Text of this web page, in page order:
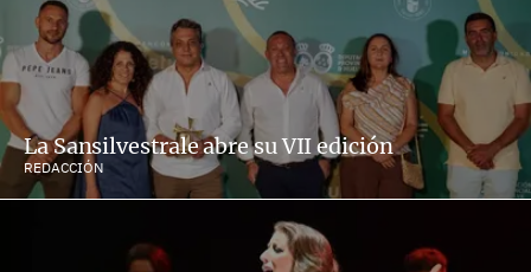
La Sansilvestrale abre su VII edición
REDACCIÓN